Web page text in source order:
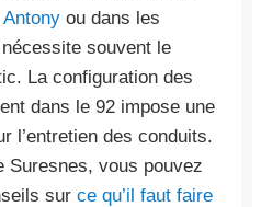
ou dans les
souvent le
La configuration des
dans le 92 impose une
l’entretien des conduits.
Suresnes, vous pouvez
sur ce qu’il faut faire